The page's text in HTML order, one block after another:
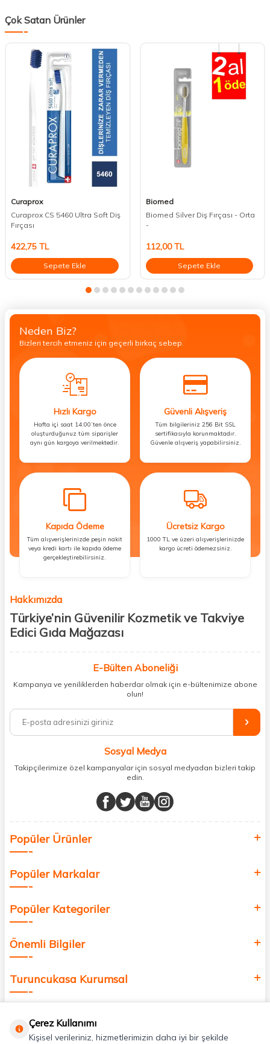
Çok Satan Ürünler
Curaprox
Curaprox CS 5460 Ultra Soft Diş
Fırçası
422,75 TL
Sepete Ekle
Biomed
Biomed Silver Diş Fırçası - Orta
-
112,00TL
Sepete Ekle
Neden Biz?
Bizleri tercih etmeniz için geçerli birkaç sebep.
Hızlı Kargo
Hafta içi saat 14:00’ten önce
oluşturduğunuz tüm siparişler
aynı gün kargoya verilmektedir.
Güvenli Alışveriş
Tüm bilgileriniz 256 Bit SSL
sertifikasıyla korunmaktadır.
Güvenle alışveriş yapabilirsiniz.
Kapıda Ödeme
Tüm alışverişlerinizde peşin nakit
veya kredi kartı ile kapıda ödeme
gerçekleştirebilirsiniz.
Ücretsiz Kargo
1000 TL ve üzeri alışverişlerinizde
kargo ücreti ödemezsiniz.
Hakkımızda
Türkiye’nin Güvenilir Kozmetik ve Takviye
Edici Gıda Mağazası
kişisel bakım hem de takviye edici gıda ürünlerini sizlerle
buluşturuyoruz. Artık mağaza mağaza dolaşmanıza gerek yok;
ihtiyacınız olan her şeyi tek bir çatı altında topluyor ve kapınıza kadar
%100 orijinal kozmetik ve sağlık ürünleriyle güzelliğinizi tamamlayabilir,
vücudunuzu desteklemek için güvenilir takviye edici gıdalara
minerallere kadar binlerce ürünü uygun fiyat ve hızlı kargo avantajıyla
sunuyoruz.
buluşturuyor ve online alışveriş deneyiminizi en iyi hale getiriyoruz.
Sağlık, güzellik ve iyi yaşam için aradığınız her şey burada!
değer katmak için bize katılın!
E-Bülten Aboneliği
Kampanya ve yeniliklerden haberdar olmak için e-bültenimize abone
olun!
Sosyal Medya
Takipçilerimize özel kampanyalar için sosyal medyadan bizleri takip
edin.
Popüler Ürünler
Popüler Markalar
Popüler Kategoriler
Önemli Bilgiler
Turuncukasa Kurumsal
Çerez Kullanımı
Kişisel verileriniz, hizmetlerimizin daha iyi bir şekilde